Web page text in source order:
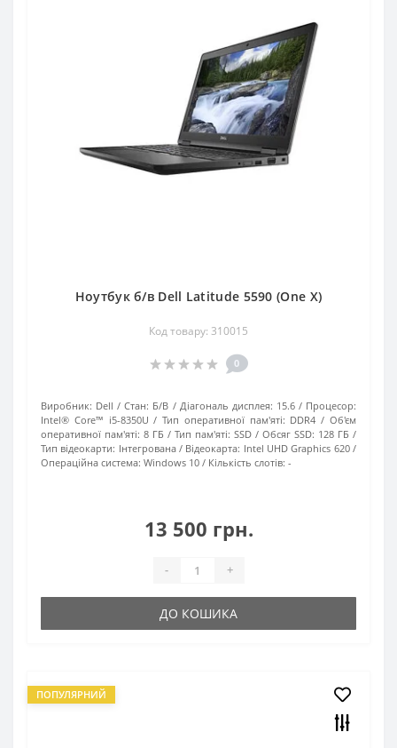
Ноутбук б/в Dell Latitude 5590 (One X)
Код товару: 310015
0
Виробник: Dell Стан: Б/В Діагональ дисплея: 15.6
Процесор:
Intel® Core™ i5-8350U
Тип оперативної пам'яті: DDR4
Об'єм
оперативної пам'яті: 8 ГБ Тип пам'яті: SSD Обсяг SSD: 128 ГБ
Тип відеокарти: Інтегрована Відеокарта: Intel UHD Graphics 620
Операційна система: Windows 10 Кількість слотів: -
13 500 грн.
- +
ДО КОШИКА
ПОПУЛЯРНИЙ